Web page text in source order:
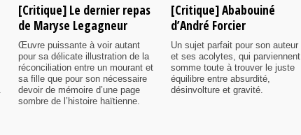
[Critique] Le dernier repas
de Maryse Legagneur
Œuvre puissante à voir autant
pour sa délicate illustration de la
réconciliation entre un mourant et
sa fille que pour son nécessaire
devoir de mémoire d’une page
sombre de l’histoire haïtienne.
[Critique] Ababouiné
d’André Forcier
Un sujet parfait pour son auteur
et ses acolytes, qui parviennent
somme toute à trouver le juste
équilibre entre absurdité,
désinvolture et gravité.